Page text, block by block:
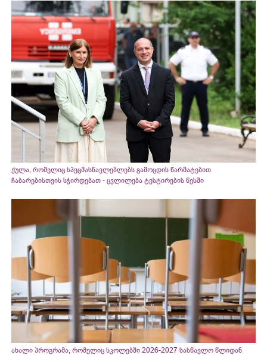
ქულა, რომელიც სპეცმასწავლებლებს გამოცდის წარმატებით
ჩაბარებისთვის სჭირდებათ - ცვლილება ტესტირების წესში
ახალი პროგრამა, რომელიც სკოლებში 2026-2027 სასწავლო წლიდან